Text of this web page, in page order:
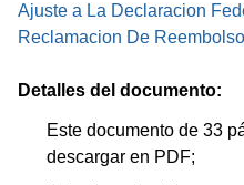
Ajuste a La Declaracion
Reclamacion De
Detalles del documento:
Este documento de 33
descargar en PDF;